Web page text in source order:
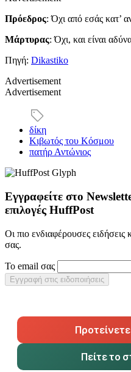
Πρόεδρος: Όχι από εσάς κατ’
Μάρτυρας: Όχι, και είναι
Πηγή: Dikastiko
Advertisement
Advertisement
δίκη
Κιβωτός του Κόσμου
πατήρ Αντώνιος
Εγγραφείτε στο
επιλογές HuffPost
Οι πιο ενδιαφέρουσες
σας.
Το email σας
Εγγραφή στις ειδοποιήσεις
Πείτε το